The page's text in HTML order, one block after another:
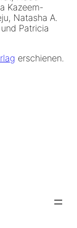
Kazeem-
Natasha A.
Patricia
erschienen.